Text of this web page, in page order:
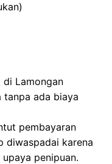
Lamongan
tanpa ada biaya
pembayaran
diwaspadai karena
penipuan.